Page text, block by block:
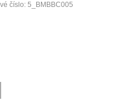
číslo: 5_BMBBC005